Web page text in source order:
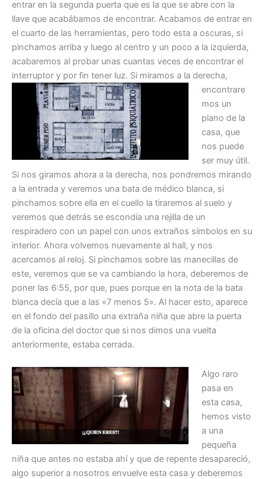
entrar en la segunda puerta que es la que se abre con la
llave que acabábamos de encontrar. Acabamos de entrar en
el cuarto de las herramientas, pero todo esta a oscuras, si
pinchamos arriba y luego al centro y un poco a la izquierda,
acabaremos al probar unas cuantas veces de encontrar el
interruptor y por fin tener luz. Si miramos a la derecha,
encontrare
mos un
plano de la
casa, que
nos puede
ser muy útil.
Si nos giramos ahora a la derecha, nos pondremos mirando
a la entrada y veremos una bata de médico blanca, si
pinchamos sobre ella en el cuello la tiraremos al suelo y
veremos que detrás se escondía una rejilla de un
respiradero con un papel con unos extraños símbolos en su
interior. Ahora volvemos nuevamente al hall, y nos
acercamos al reloj. Si pinchamos sobre las manecillas de
este, veremos que se va cambiando la hora, deberemos de
poner las 6:55, por que, pues porque en la nota de la bata
blanca decía que a las «7 menos 5». Al hacer esto, aparece
en el fondo del pasillo una extraña niña que abre la puerta
de la oficina del doctor que si nos dimos una vuelta
anteriormente, estaba cerrada.
Algo raro
pasa en
esta casa,
hemos visto
a una
pequeña
niña que antes no estaba ahí y que de repente desapareció,
algo superior a nosotros envuelve esta casa y deberemos